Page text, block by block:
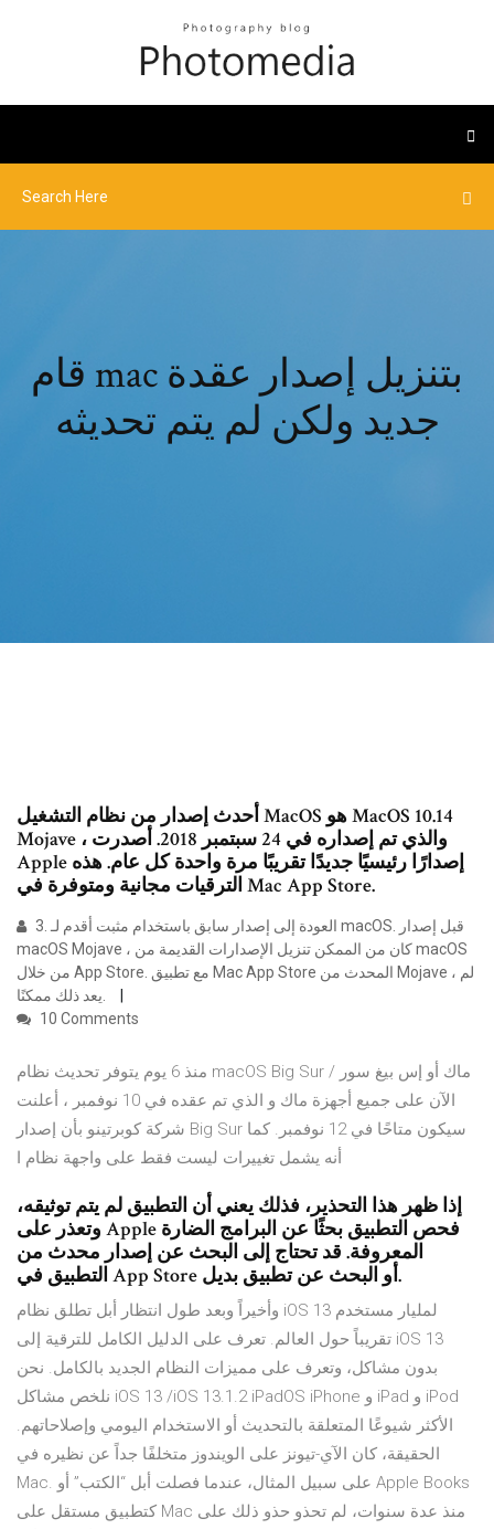
قام mac بتنزيل إصدار عقدة
جديد ولكن لم يتم تحديثه
أحدث إصدار من نظام التشغيل MacOS هو MacOS 10.14
Mojave ، والذي تم إصداره في 24 سبتمبر 2018. أصدرت
Apple إصدارًا رئيسيًا جديدًا تقريبًا مرة واحدة كل عام. هذه
الترقيات مجانية ومتوفرة في Mac App Store.
3. العودة إلى إصدار سابق باستخدام مثبت أقدم لـ macOS. قبل إصدار
macOS Mojave ، كان من الممكن تنزيل الإصدارات القديمة من macOS
من خلال App Store. مع تطبيق Mac App Store المحدث من Mojave ، لم
يعد ذلك ممكنًا.
10 Comments
منذ 6 يوم يتوفر تحديث نظام macOS Big Sur / ماك أو إس بيغ سور
الآن على جميع أجهزة ماك و الذي تم عقده في 10 نوفمبر ، أعلنت
شركة كوبرتينو بأن إصدار Big Sur سيكون متاحًا في 12 نوفمبر. كما
أنه يشمل تغييرات ليست فقط على واجهة نظام ا
إذا ظهر هذا التحذير، فذلك يعني أن التطبيق لم يتم توثيقه،
وتعذر على Apple فحص التطبيق بحثًا عن البرامج الضارة
المعروفة. قد تحتاج إلى البحث عن إصدار محدث من
التطبيق في App Store أو البحث عن تطبيق بديل.
وأخيراً وبعد طول انتظار أبل تطلق نظام iOS 13 لمليار مستخدم
تقريباً حول العالم. تعرف على الدليل الكامل للترقية إلى iOS 13
بدون مشاكل، وتعرف على مميزات النظام الجديد بالكامل. نحن
نلخص مشاكل iOS 13 /iOS 13.1.2 iPadOS iPhone و iPad و iPod
الأكثر شيوعًا المتعلقة بالتحديث أو الاستخدام اليومي وإصلاحاتهم.
الحقيقة، كان الآي-تيونز على الويندوز متخلفًا جداً عن نظيره في
Mac. على سبيل المثال، عندما فصلت أبل “الكتب” أو Apple Books
كتطبيق مستقل على Mac منذ عدة سنوات، لم تحذو حذو ذلك على